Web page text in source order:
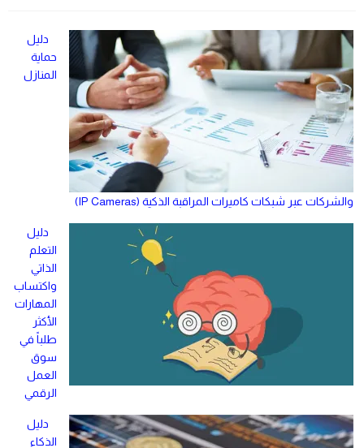
دليل
حماية
المنازل
والشركات عبر شبكات كاميرات المراقبة الذكية (IP Cameras)
دليل
التعلم
الذاتي
واكتساب
المهارات
الأكثر
طلباً في
سوق
العمل
الرقمي
دليل
الذكاء